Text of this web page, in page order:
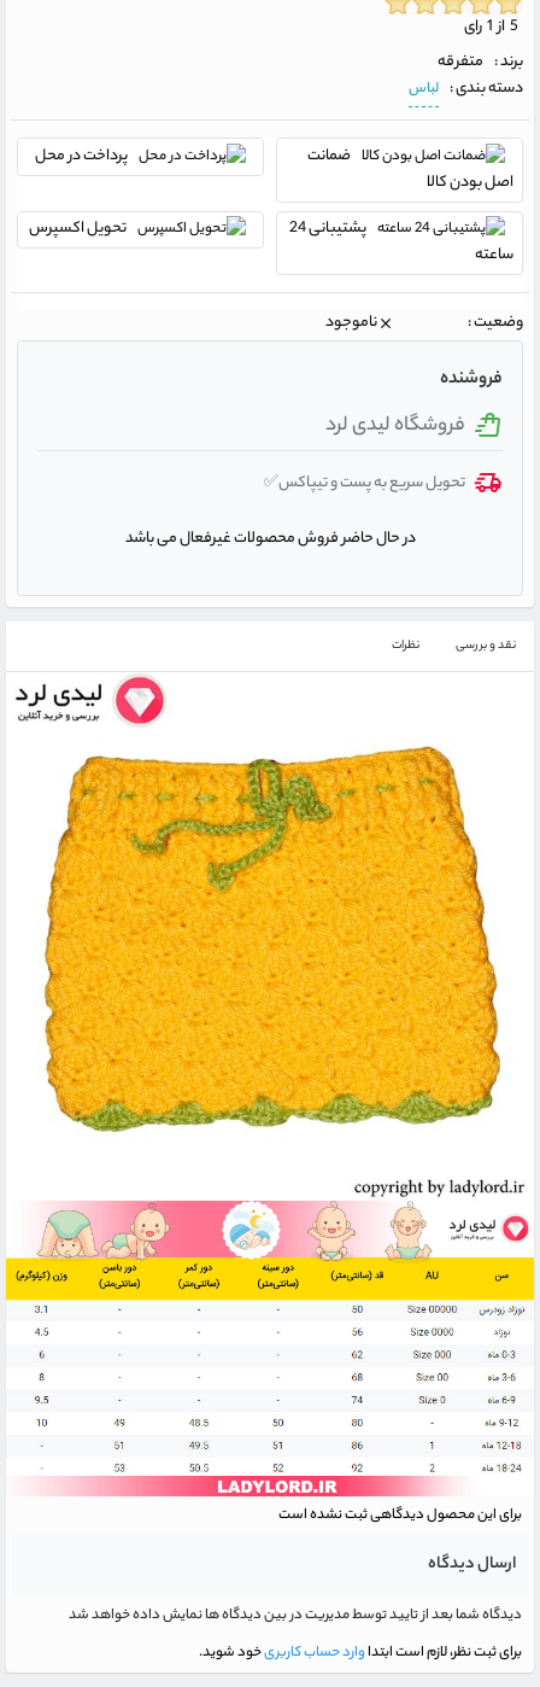
برند : متفرقه
دسته بندی : لباس
ضمانت
اصل بودن کالا
پرداخت در محل
پشتیبانی 24
ساعته
تحویل اکسپرس
وضعیت : ناموجود
فروشنده
فروشگاه لیدی لرد
تحویل سریع به پست و تیپاکس✅
در حال حاضر فروش محصولات غیرفعال می باشد
نقد و بررسی نظرات
برای این محصول دیدگاهی ثبت نشده است
ارسال دیدگاه
دیدگاه شما بعد از تایید توسط مدیریت در بین دیدگاه ها نمایش داده خواهد شد
برای ثبت نظر، لازم است ابتداوارد حساب کاربریخود شوید.